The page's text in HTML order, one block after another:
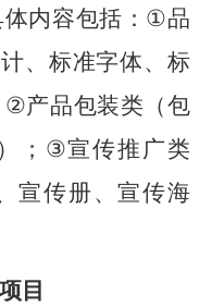
内容包括： ①品
、标准字体、标
②产品包装类（包
； ③宣传推广类
宣传册、宣传海
目